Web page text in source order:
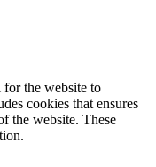
for the website to
cookies that ensures
the website. These